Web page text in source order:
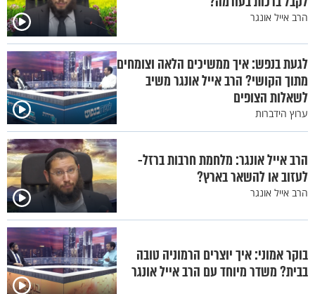
הרב אייל אונגר
לגעת בנפש: איך ממשיכים הלאה וצומחים
מתוך הקושי? הרב אייל אונגר משיב
לשאלות הצופים
ערוץ הידברות
הרב אייל אונגר: מלחמת חרבות ברזל-
לעזוב או להשאר בארץ?
הרב אייל אונגר
בוקר אמוני: איך יוצרים הרמוניה טובה
בבית? משדר מיוחד עם הרב אייל אונגר